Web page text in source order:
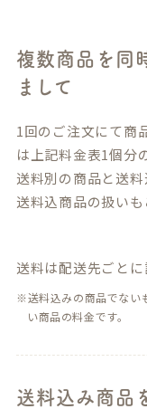
複数商品を同
まして
1回のご注文にて商
は上記料金表1個分
送料別の商品と送
送料込商品の扱いも
送料は配送先ごとに
送料込みの商品でない
い商品の料金です。
送料込み商品